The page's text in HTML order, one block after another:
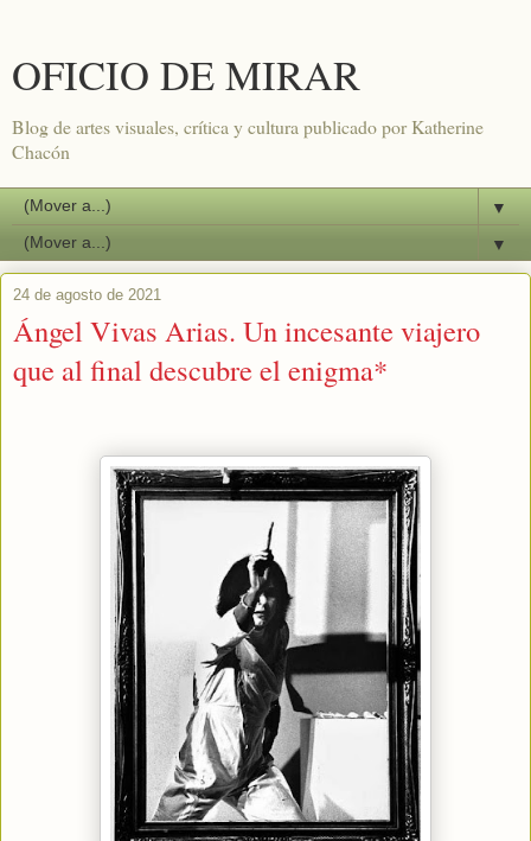
OFICIO DE MIRAR
Blog de artes visuales, crítica y cultura publicado por Katherine
Chacón
▼
▼
24 de agosto de 2021
Ángel Vivas Arias. Un incesante viajero
que al final descubre el enigma*